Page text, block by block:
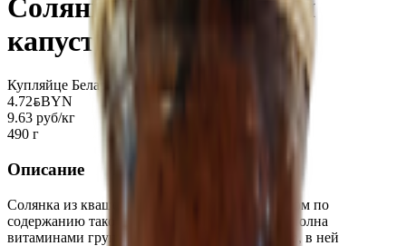
Солянка «Из квашеной
капусты»
Купляйце Беларускае
4.72BYNBYN
9.63 руб/кг
490 г
Описание
Солянка из квашеной капусты является лидером по
содержанию такого витамина, как С, а также полна
витаминами группы В, А, U, К. Помимо этого, в ней